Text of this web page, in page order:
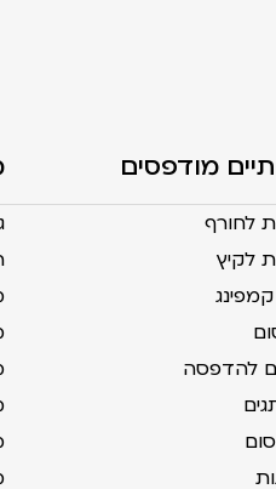
מודפסים
לחורף
לקיץ
להדפסה